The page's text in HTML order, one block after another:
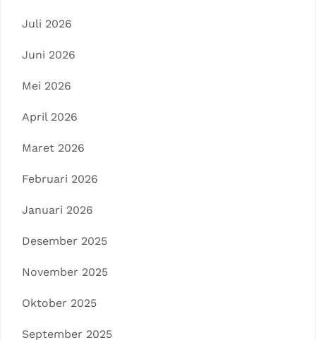
Juli 2026
Juni 2026
Mei 2026
April 2026
Maret 2026
Februari 2026
Januari 2026
Desember 2025
November 2025
Oktober 2025
September 2025